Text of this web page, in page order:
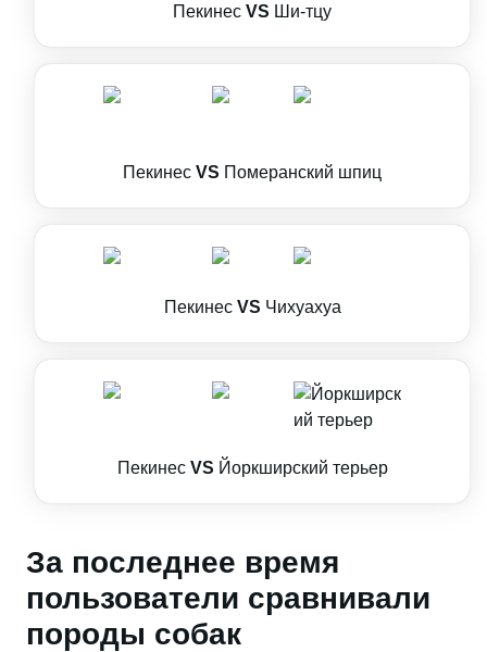
Пекинес VS Ши-тцу
Пекинес VS Померанский шпиц
Пекинес VS Чихуахуа
Пекинес VS Йоркширский терьер
За последнее время
пользователи сравнивали
породы собак